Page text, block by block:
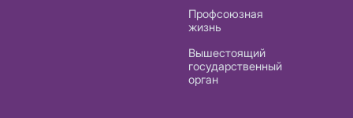
Профсоюзная
жизнь
Вышестоящий
государственный
орган